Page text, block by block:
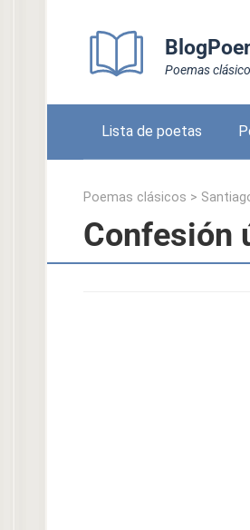
Poemas
Lista de poetas
Poemas clásicos >
Confesión